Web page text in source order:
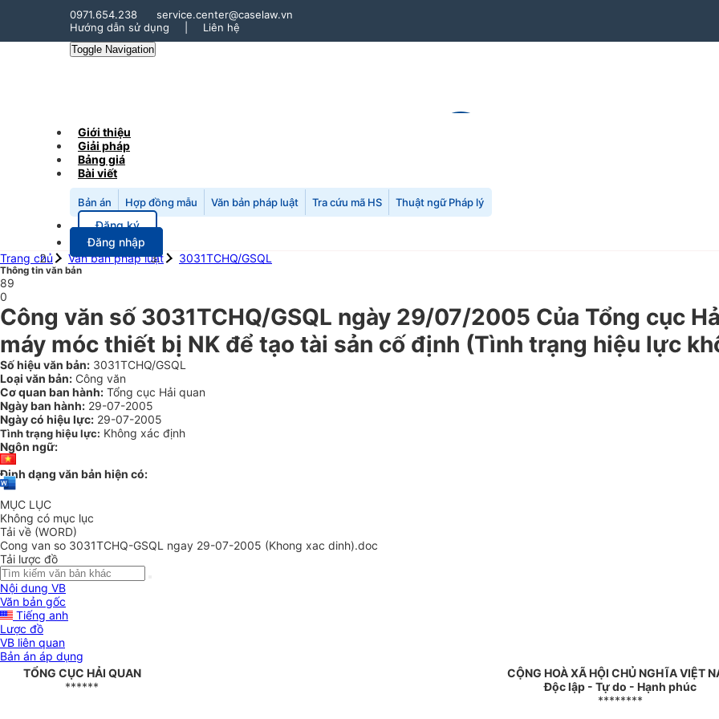
0971.654.238
service.center@caselaw.vn
Hướng dẫn sử dụng
Liên hệ
Toggle Navigation
Giới thiệu
Giải pháp
Bảng giá
Bài viết
Bản án Hợp đồng mẫu Văn bản pháp luật Tra cứu mã HS Thuật ngữ Pháp lý
Đăng ký
Đăng nhập
Trang chủ
Văn bản pháp luật 3031TCHQ/GSQL
Thông tin văn bản
89
0
Công văn số 3031TCHQ/GSQL ngày 29/07/2005 Của Tổng cục
máy móc thiết bị NK để tạo tài sản cố định (Tình trạng hiệu lực
Số hiệu văn bản: 3031TCHQ/GSQL
Loại văn bản: Công văn
Cơ quan ban hành: Tổng cục Hải quan
Ngày ban hành: 29-07-2005
Ngày có hiệu lực: 29-07-2005
Tình trạng hiệu lực: Không xác định
Ngôn ngữ:
Định dạng văn bản hiện có:
MỤC LỤC
Không có mục lục
Tải về (WORD)
Cong van so 3031TCHQ-GSQL ngay 29-07-2005 (Khong xac dinh).doc
Tải lược đồ
Nội dung VB
Văn bản gốc
Tiếng anh
Lược đồ
VB liên quan
Bản án áp dụng
TỔNG CỤC HẢI QUAN
******
CỘNG HOÀ XÃ HỘI CHỦ NGHĨA VIỆT
Độc lập - Tự do - Hạnh phúc
********